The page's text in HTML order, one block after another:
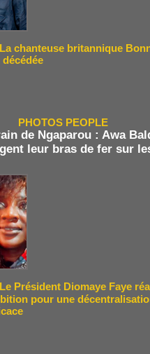
La chanteuse britannique
décédée
PHOTOS PEOPLE
de Ngaparou : Awa
leur bras de fer sur
Le Président Diomaye Faye
pour une